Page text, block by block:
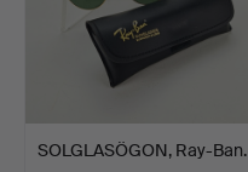
SOLGLASÖGON, Ray-Ban.